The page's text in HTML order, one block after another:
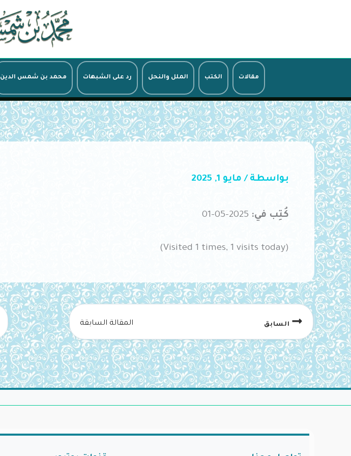
مقالات الكتب الملل والنحل رد على الشبهات محمد بن شمس الدين
بواسطة / مايو 1, 2025
كُتِب في: 2025-05-01
(Visited 1 times, 1 visits today)
السابق المقالة السابقة